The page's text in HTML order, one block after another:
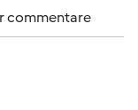
commentare